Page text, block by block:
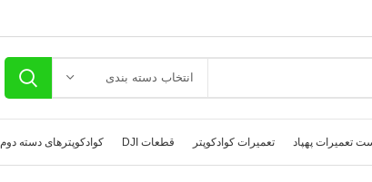
انتخاب دسته بندی
تعمیرات پهپاد تعمیرات کوادکوپتر قطعات DJI کوادکوپترهای دسته دوم